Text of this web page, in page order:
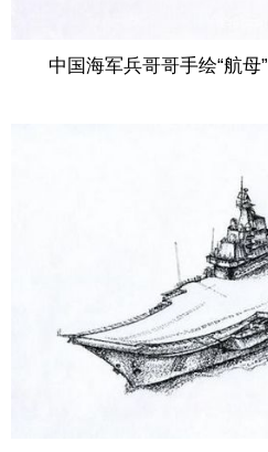
中国海军兵哥哥手绘“航母”